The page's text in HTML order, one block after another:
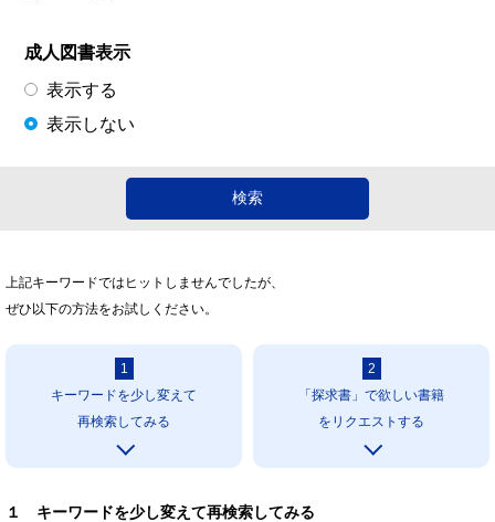
成人図書表示
表示する
表示しない
上記キーワードではヒットしませんでしたが、
ぜひ以下の方法をお試しください。
1
キーワードを少し変えて
再検索してみる
2
「探求書」で欲しい書籍
をリクエストする
１ キーワードを少し変えて再検索してみる